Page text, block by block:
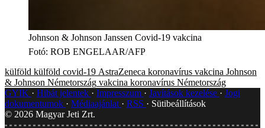
Johnson & Johnson Janssen Covid-19 vakcina
Fotó: ROB ENGELAAR/AFP
külföld külföld covid-19 AstraZeneca koronavírus vakcina Johnson
& Johnson Németország vakcina koronavírus Németország
GYIK
Hibát jelentek Impresszum Javítások kezelése
Jogi
dokumentumok
Médiaajánlat RSS
Sütibeállítások
© 2026 Magyar Jeti Zrt.